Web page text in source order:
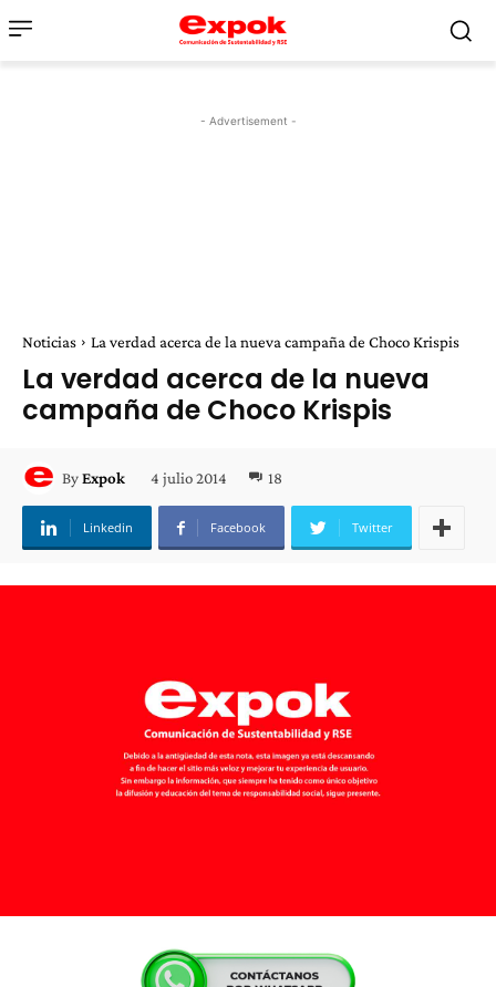
- Advertisement -
Noticias La verdad acerca de la nueva campaña de Choco Krispis
La verdad acerca de la nueva
campaña de Choco Krispis
ByExpok 4 julio 2014 18
Linkedin Facebook Twitter